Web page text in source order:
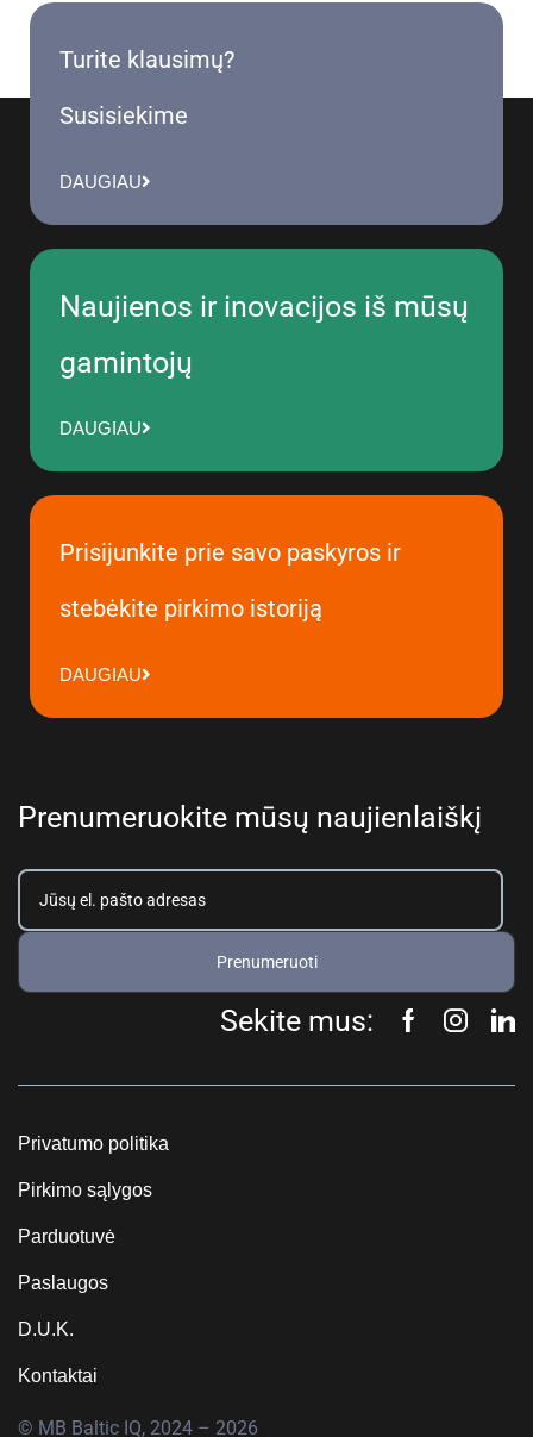
Turite klausimų?
Susisiekime
DAUGIAU
Naujienos ir inovacijos iš mūsų
gamintojų
DAUGIAU
Prisijunkite prie savo paskyros ir
stebėkite pirkimo istoriją
DAUGIAU
Prenumeruokite mūsų naujienlaiškį
Prenumeruoti
Sekite mus:
Privatumo politika
Pirkimo sąlygos
Parduotuvė
Paslaugos
D.U.K.
Kontaktai
© MB Baltic IQ, 2024 – 2026